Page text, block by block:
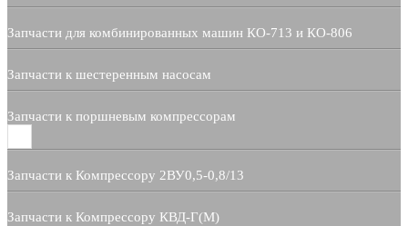
Запчасти для комбинированных машин КО-713 и КО-806
Запчасти к шестеренным насосам
Запчасти к поршневым компрессорам
Запчасти к Компрессору 2ВУ0,5-0,8/13
Запчасти к Компрессору КВД-Г(М)